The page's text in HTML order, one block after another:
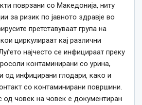
поврзани со Македонија, ниту
за ризик по јавното здравје во
претставуваат група на
циркулираат кај различни
најчесто се инфицираат преку
контаминирани со урина,
од инфицирани глодари, како и
со контаминирани површини.
од човек на човек е документиран